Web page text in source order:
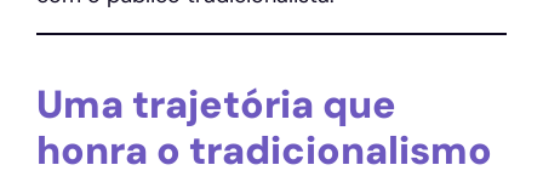
Uma trajetória que
honra o tradicionalismo